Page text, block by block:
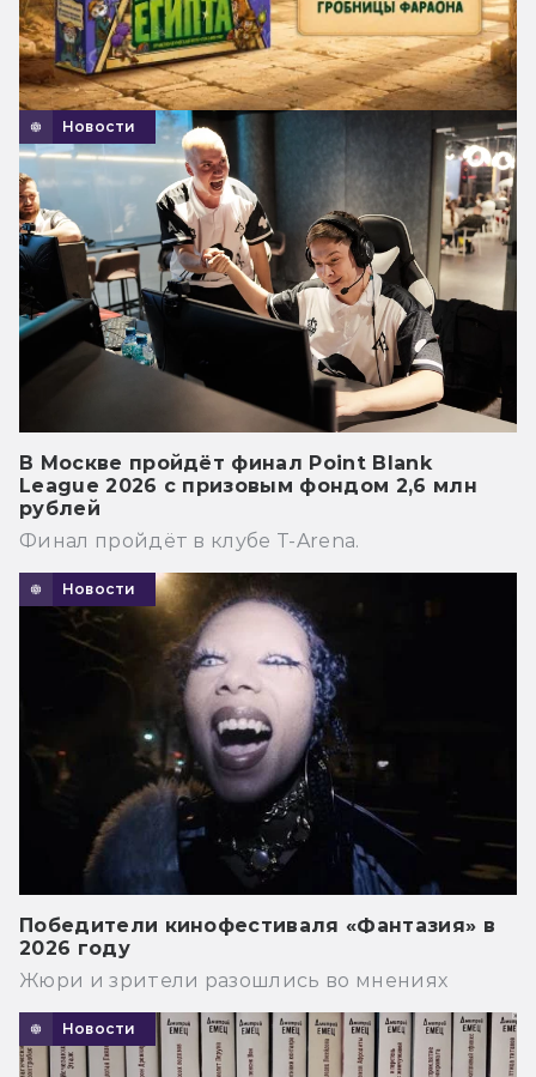
Новости
В Москве пройдёт финал Point Blank
League 2026 с призовым фондом 2,6 млн
рублей
Финал пройдёт в клубе T-Arena.
Новости
Победители кинофестиваля «Фантазия» в
2026 году
Жюри и зрители разошлись во мнениях
Новости